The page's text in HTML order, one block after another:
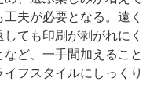
夫が必要となる。遠
ても印刷が剥がれに
ど、一手間加えるこ
フスタイルにしっく